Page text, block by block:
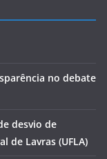
no debate
desvio de
de Lavras (UFLA)